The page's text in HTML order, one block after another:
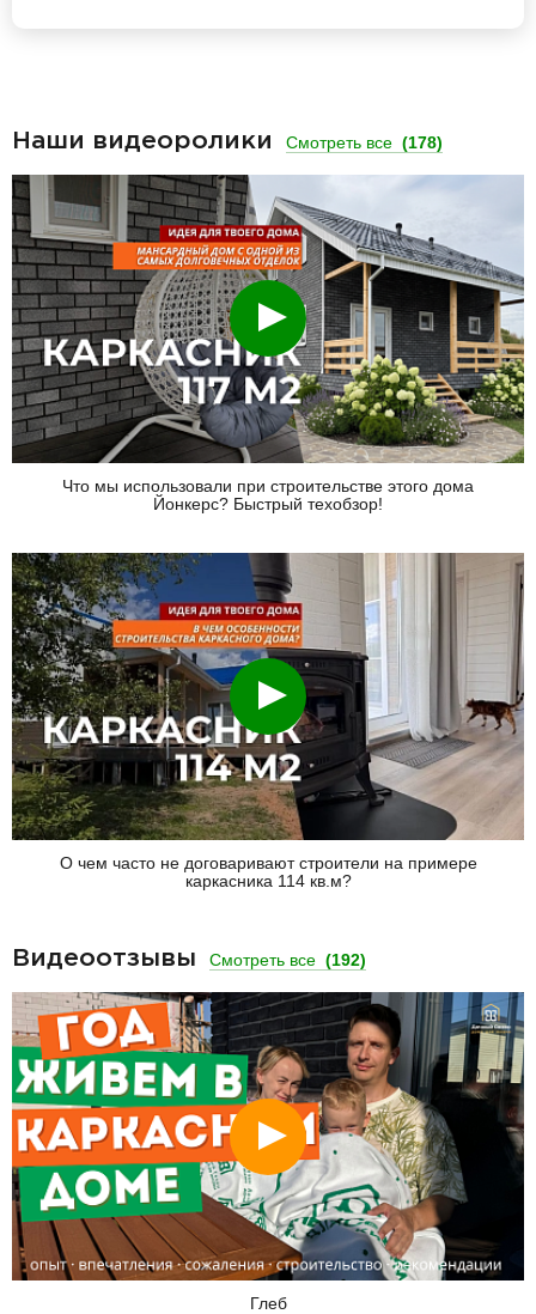
Наши видеоролики Смотреть все (178)
Смотреть
Что мы использовали при строительстве этого дома
Йонкерс? Быстрый техобзор!
Смотреть
О чем часто не договаривают строители на примере
каркасника 114 кв.м?
Видеоотзывы Смотреть все (192)
Смотреть
Глеб